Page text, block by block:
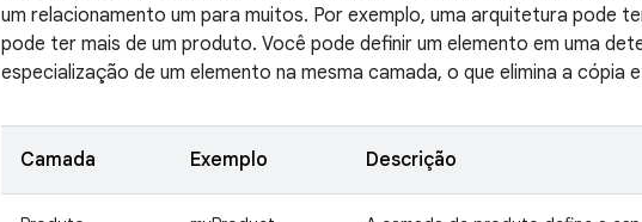
um relacionamento um para muitos. Por exemplo, uma arquitetura pode
pode ter mais de um produto. Você pode definir um elemento em uma
especialização de um elemento na mesma camada, o que elimina a cópia
Camada Exemplo Descrição